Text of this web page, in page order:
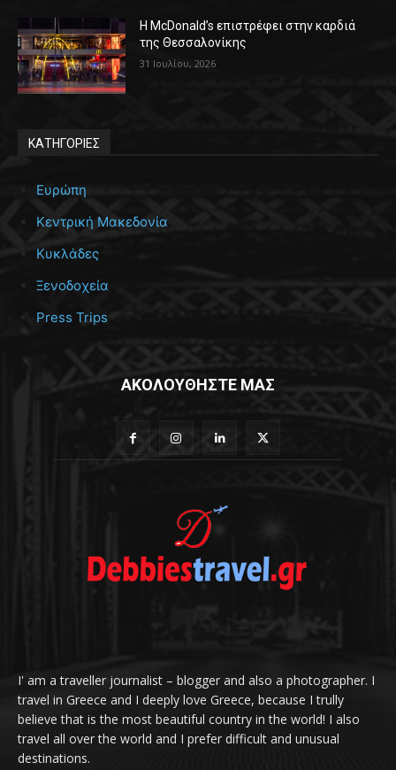
Η McDonald’s επιστρέφει στην καρδιά
της Θεσσαλονίκης
31 Ιουλίου, 2026
ΚΑΤΗΓΟΡΙΕΣ
Ευρώπη
Κεντρική Μακεδονία
Κυκλάδες
Ξενοδοχεία
Press Trips
ΑΚΟΛΟΥΘΗΣΤΕ ΜΑΣ
I' am a traveller journalist – blogger and also a photographer. I
travel in Greece and I deeply love Greece, because I trully
believe that is the most beautiful country in the world! I also
travel all over the world and I prefer difficult and unusual
destinations.